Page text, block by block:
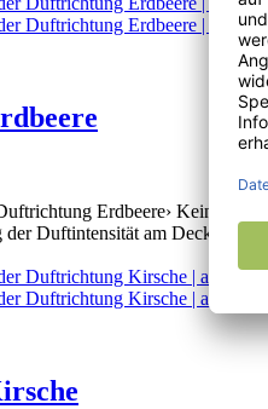
Erdbeere› Keine
Duftintensität am Deckel ›